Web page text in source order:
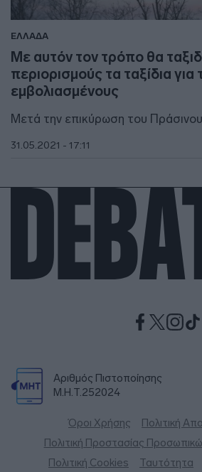
ΕΛΛΑΔΑ
Με αυτόν τον τρόπο θα
περιορισμούς τα ταξίδια για
εμβολιασμένους
Μετά την επικύρωση του
31.05.2021 - 17:11
Αριθμός Πιστοποίησης
Μ.Η.Τ.252024
Όροι Χρήσης
Πολιτική
Πολιτική Προστασίας
Πολιτική Cookies
Ταυτότητα